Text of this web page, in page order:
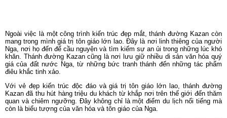
Ngoài việc là một công trình kiến trúc đẹp mắt, thánh đường Kazan còn
mang trong mình giá trị tôn giáo lớn lao. Đây là nơi linh thiêng của người
Nga, nơi họ đến để cầu nguyện và tìm kiếm sự an ủi trong những lúc khó
khăn. Thánh đường Kazan cũng là nơi lưu giữ nhiều di sản văn hóa quý
giá của đất nước Nga, từ những bức tranh thánh đến những tác phẩm
điêu khắc tinh xảo.
Với vẻ đẹp kiến trúc độc đáo và giá trị tôn giáo lớn lao, thánh đường
Kazan đã thu hút hàng triệu du khách từ khắp nơi trên thế giới đến thăm
quan và chiêm ngưỡng. Đây không chỉ là một điểm du lịch nổi tiếng mà
còn là biểu tượng của văn hóa và tôn giáo của Nga.